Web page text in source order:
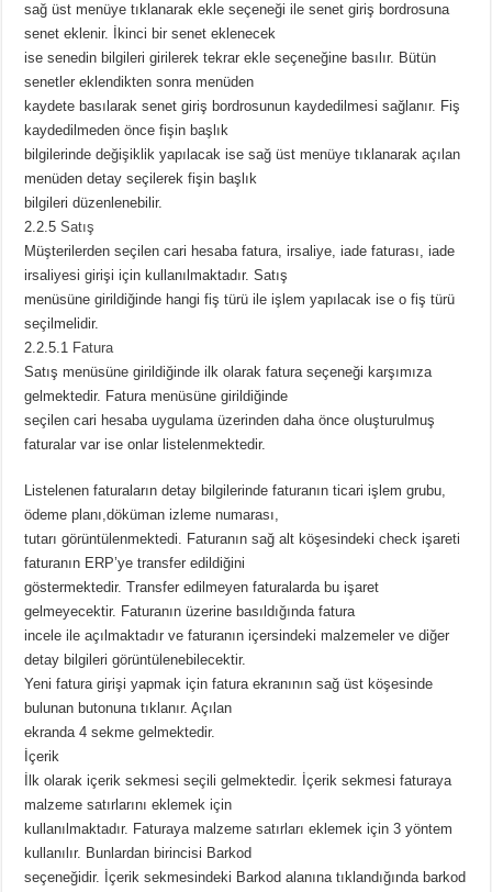
sağ üst menüye tıklanarak ekle seçeneği ile senet giriş bordrosuna
senet eklenir. İkinci bir senet eklenecek
ise senedin bilgileri girilerek tekrar ekle seçeneğine basılır. Bütün
senetler eklendikten sonra menüden
kaydete basılarak senet giriş bordrosunun kaydedilmesi sağlanır. Fiş
kaydedilmeden önce fişin başlık
bilgilerinde değişiklik yapılacak ise sağ üst menüye tıklanarak açılan
menüden detay seçilerek fişin başlık
bilgileri düzenlenebilir.
2.2.5Satış
Müşterilerden seçilen cari hesaba fatura, irsaliye, iade faturası, iade
irsaliyesi girişi için kullanılmaktadır. Satış
menüsüne girildiğinde hangi fiş türü ile işlem yapılacak ise o fiş türü
seçilmelidir.
2.2.5.1 Fatura
Satış menüsüne girildiğinde ilk olarak fatura seçeneği karşımıza
gelmektedir. Fatura menüsüne girildiğinde
seçilen cari hesaba uygulama üzerinden daha önce oluşturulmuş
faturalar var ise onlar listelenmektedir.
Listelenen faturaların detay bilgilerinde faturanın ticari işlem grubu,
ödeme planı,döküman izleme numarası,
tutarı görüntülenmektedi. Faturanın sağ alt köşesindeki check işareti
faturanın ERP’ye transfer edildiğini
göstermektedir. Transfer edilmeyen faturalarda bu işaret
gelmeyecektir. Faturanın üzerine basıldığında fatura
incele ile açılmaktadır ve faturanın içersindeki malzemeler ve diğer
detay bilgileri görüntülenebilecektir.
Yeni fatura girişi yapmak için fatura ekranının sağ üst köşesinde
bulunan butonuna tıklanır. Açılan
ekranda 4 sekme gelmektedir.
İçerik
İlk olarak içerik sekmesi seçili gelmektedir. İçerik sekmesi faturaya
malzeme satırlarını eklemek için
kullanılmaktadır. Faturaya malzeme satırları eklemek için 3 yöntem
kullanılır. Bunlardan birincisi Barkod
seçeneğidir. İçerik sekmesindeki Barkod alanına tıklandığında barkod